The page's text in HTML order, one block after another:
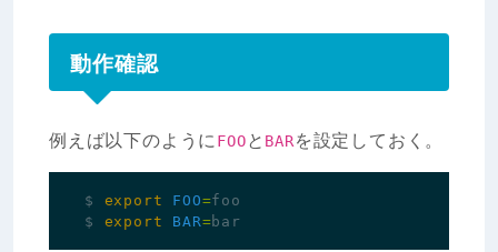
動作確認
例えば以下のようにFOOと BARを設定しておく。
$ export FOO=
$ export BAR=